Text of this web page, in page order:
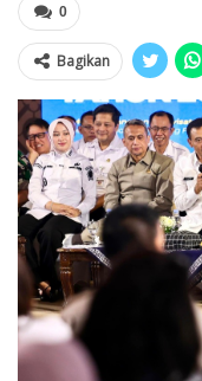
0
Bagikan